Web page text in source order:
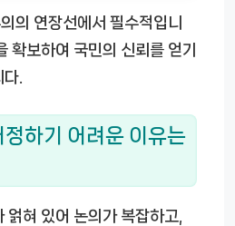
의 연장선에서 필수적입니
확보하여 국민의 신뢰를 얻기
.
하기 어려운 이유는
혀 있어 논의가 복잡하고,